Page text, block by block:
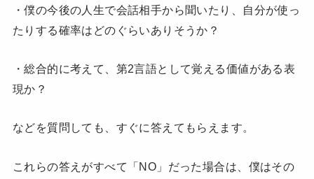
・僕の今後の人生で会話相手から聞いたり、自分が使っ
たりする確率はどのぐらいありそうか？
・総合的に考えて、第2言語として覚える価値がある表
現か？
などを質問しても、すぐに答えてもらえます。
これらの答えがすべて「NO」だった場合は、僕はその